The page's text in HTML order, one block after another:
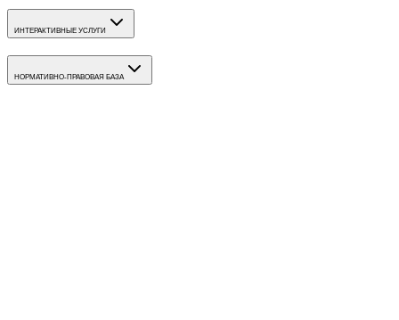
ИНТЕРАКТИВНЫЕ УСЛУГИ
НОРМАТИВНО-ПРАВОВАЯ БАЗА